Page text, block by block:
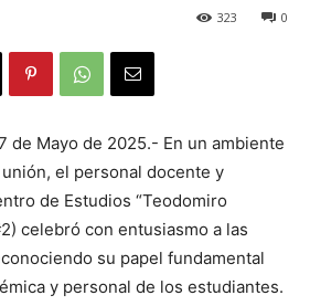
0
323
de Mayo de 2025.- En un ambiente
el personal docente y
de Estudios “Teodomiro
celebró con entusiasmo a las
su papel fundamental
y personal de los estudiantes.